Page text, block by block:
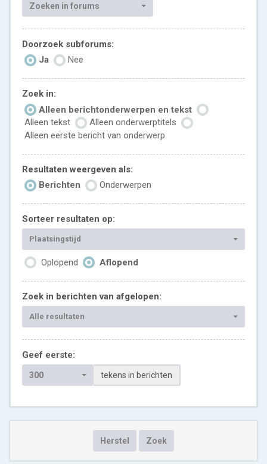
Zoeken in forums
Doorzoek subforums:
Ja
Nee
Zoek in:
Alleen berichtonderwerpen en tekst
Alleen tekst
Alleen onderwerptitels
Alleen eerste bericht van onderwerp
Resultaten weergeven als:
Berichten
Onderwerpen
Sorteer resultaten op:
Plaatsingstijd
Oplopend Aflopend
Zoek in berichten van afgelopen:
Alle resultaten
Geef eerste:
300 tekens in berichten
Herstel Zoek